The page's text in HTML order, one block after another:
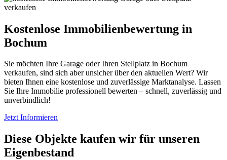
Kostenlose Immobilienbewertung in
Bochum
Sie möchten Ihre Garage oder Ihren Stellplatz in Bochum
verkaufen, sind sich aber unsicher über den aktuellen Wert? Wir
bieten Ihnen eine kostenlose und zuverlässige Marktanalyse. Lassen
Sie Ihre Immobilie professionell bewerten – schnell, zuverlässig und
unverbindlich!
Jetzt Informieren
Diese Objekte kaufen wir für unseren
Eigenbestand